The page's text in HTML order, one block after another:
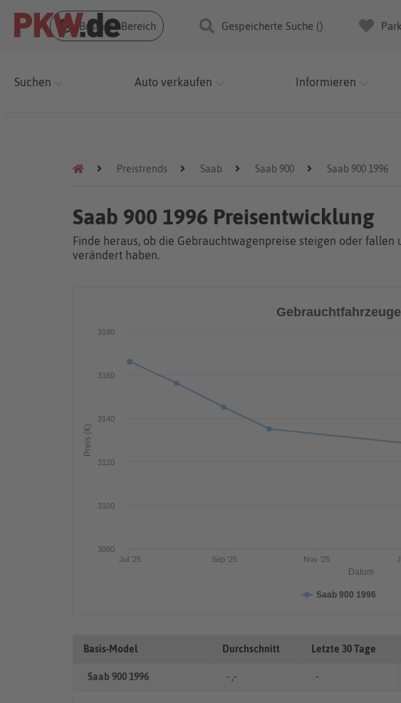
Business Bereich Gespeicherte Suche ()
Suchen Auto verkaufen Informieren
Preistrends Saab Saab 900 Saab 900 1996
Saab 900 1996 Preisentwicklung
Finde heraus, ob die Gebrauchtwagenpreise steigen oder fallen
verändert haben.
Datum
Preis (€)
Gebrauchtfahrzeuge
Saab 900 1996
Jul '25 Sep '25 Nov '25
3100
3120
3140
3160
3080
3180
Basis-Model Durchschnitt Letzte 30 Tage
Saab 900 1996 - ,- -